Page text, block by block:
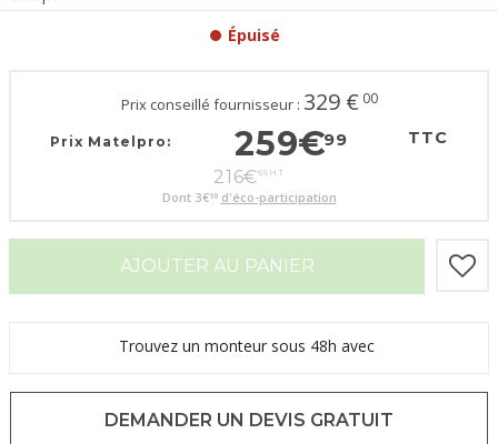
Épuisé
Prix conseillé fournisseur : 329 € 00
Prix Matelpro: 259€99 TTC
216€66 HT
Dont 3€90 d'éco-participation
AJOUTER AU PANIER
Trouvez un monteur sous 48h avec
DEMANDER UN DEVIS GRATUIT